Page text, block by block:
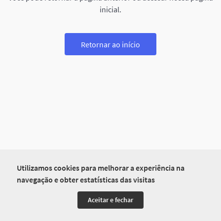
Utilizamos cookies para melhorar a experiência na
navegação e obter estatísticas das visitas
Aceitar e fechar
inicial.
Retornar ao início